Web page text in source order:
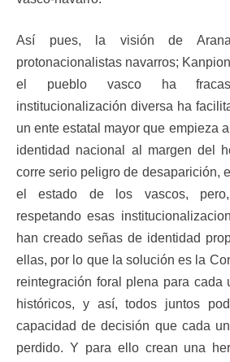
Así pues, la visión de
protonacionalistas navarros;
el pueblo vasco ha
institucionalización diversa ha
un ente estatal mayor que empieza
identidad nacional al margen del
corre serio peligro de desaparición,
el estado de los vascos,
respetando esas
han creado señas de identidad
ellas, por lo que la solución es la
reintegración foral plena para cada
históricos, y así, todos juntos
capacidad de decisión que cada
perdido. Y para ello crean una